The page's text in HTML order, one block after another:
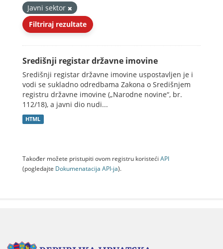
Javni sektor
Filtriraj rezultate
Središnji registar državne imovine
Središnji registar državne imovine uspostavljen je i
vodi se sukladno odredbama Zakona o Središnjem
registru državne imovine („Narodne novine“, br.
112/18), a javni dio nudi...
HTML
Također možete pristupiti ovom registru koristeći API
(pogledajte Dokumenаtаcijа API-jа).